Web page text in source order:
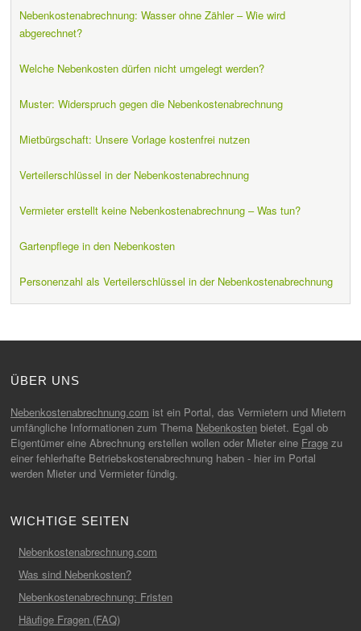
Nebenkostenabrechnung: Wasser ohne Zähler – Wie wird
abgerechnet?
Welche Nebenkosten dürfen nicht umgelegt werden?
Muster: Widerspruch gegen die Nebenkostenabrechnung
Mietbürgschaft: Unsere Vorlage kostenfrei nutzen
Verteilerschlüssel in der Nebenkostenabrechnung
Vermieter erstellt keine Nebenkostenabrechnung – Was tun?
Gartenpflege in den Nebenkosten
Personenzahl als Verteilerschlüssel in der Nebenkostenabrechnung
ÜBER UNS
Nebenkostenabrechnung.com ist ein Portal, das Vermietern und Mietern
umfängliche Informationen zum Thema Nebenkosten bietet. Egal ob
Eigentümer eine Abrechnung erstellen wollen oder Mieter eine Frage zu
einer fehlerhafte Betriebskostenabrechnung haben - hier im Portal
werden Mieter und Vermieter fündig.
WICHTIGE SEITEN
Nebenkostenabrechnung.com
Was sind Nebenkosten?
Nebenkostenabrechnung: Fristen
Häufige Fragen (FAQ)